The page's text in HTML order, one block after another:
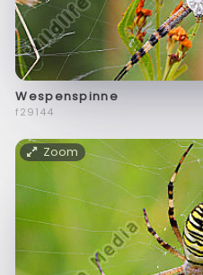
Wespenspinne
f29144
Zoom